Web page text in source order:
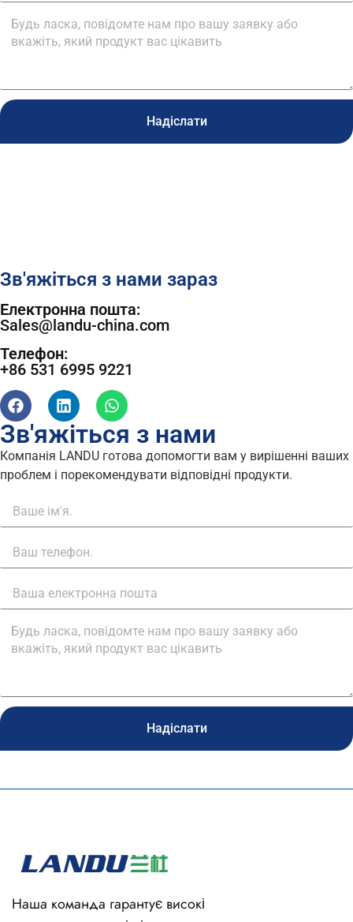
Надіслати
Зв'яжіться з нами зараз
Електронна пошта:
Sales@landu-china.com
Телефон:
+86 531 6995 9221
Зв'яжіться з нами
Компанія LANDU готова допомогти вам у вирішенні ваших
проблем і порекомендувати відповідні продукти.
Надіслати
Наша команда гарантує високі